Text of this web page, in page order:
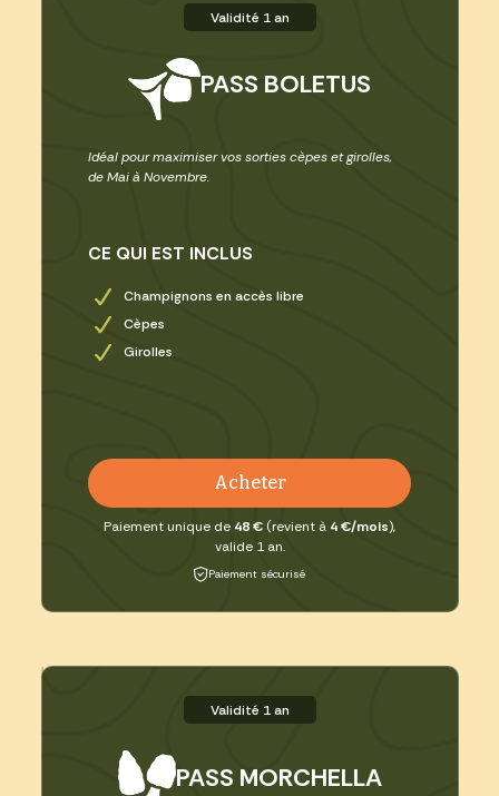
Validité 1 an
PASS MORCHELLA
Validité 1 an
PASS BOLETUS
Idéal pour maximiser vos sorties cèpes et girolles,
de Mai à Novembre.
CE QUI EST INCLUS
Champignons en accès libre
Cèpes
Girolles
Acheter
Paiement unique de 48 € (revient à 4 €/mois),
valide 1 an.
Paiement sécurisé